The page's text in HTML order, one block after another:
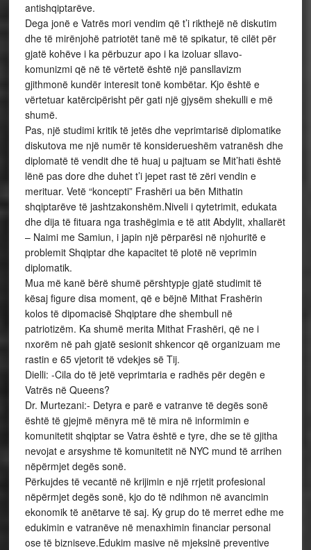
antishqiptarëve.
Dega jonë e Vatrës mori vendim që t’i rikthejë në diskutim
dhe të mirënjohë patriotët tanë më të spikatur, të cilët për
gjatë kohëve i ka përbuzur apo i ka izoluar sllavo-
komunizmi që në të vërtetë është një pansllavizm
gjithmonë kundër interesit tonë kombëtar. Kjo është e
vërtetuar katërcipërisht për gati një gjysëm shekulli e më
shumë.
Pas, një studimi kritik të jetës dhe veprimtarisë diplomatike
diskutova me një numër të konsiderueshëm vatranësh dhe
diplomatë të vendit dhe të huaj u pajtuam se Mit’hati është
lënë pas dore dhe duhet t’i jepet rast të zëri vendin e
merituar. Vetë “koncepti” Frashëri ua bën Mithatin
shqiptarëve të jashtzakonshëm.Niveli i qytetrimit, edukata
dhe dija të fituara nga trashëgimia e të atit Abdylit, xhallarët
– Naimi me Samiun, i japin një përparësi në njohuritë e
problemit Shqiptar dhe kapacitet të plotë në veprimin
diplomatik.
Mua më kanë bërë shumë përshtypje gjatë studimit të
kësaj figure disa moment, që e bëjnë Mithat Frashërin
kolos të dipomacisë Shqiptare dhe shembull në
patriotizëm. Ka shumë merita Mithat Frashëri, që ne i
nxorëm në pah gjatë sesionit shkencor që organizuam me
rastin e 65 vjetorit të vdekjes së Tij.
Dielli: -Cila do të jetë veprimtaria e radhës për degën e
Vatrës në Queens?
Dr. Murtezani:- Detyra e parë e vatranve të degës sonë
është të gjejmë mënyra më të mira në informimin e
komunitetit shqiptar se Vatra është e tyre, dhe se të gjitha
nevojat e arsyshme të komunitetit në NYC mund të arrihen
nëpërmjet degës sonë.
Përkujdes të vecantë në krijimin e një rrjetit profesional
nëpërmjet degës sonë, kjo do të ndihmon në avancimin
ekonomik të anëtarve të saj. Ky grup do të merret edhe me
edukimin e vatranëve në menaxhimin financiar personal
ose të bizniseve.Edukim masive në mjeksinë preventive